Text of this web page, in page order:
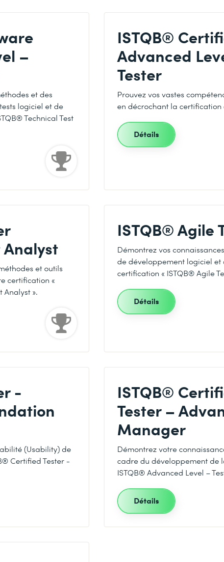
–
et des
logiciel et de
Technical Test
ISTQB®
Advanced
Tester
Prouvez vos vastes
en décrochant la certification
Détails
Analyst
et outils
certification «
Analyst ».
ISTQB® Agile
Démontrez vos
de développement logiciel
certification « ISTQB® Agile
Détails
-
(Usability) de
Certified Tester -
ISTQB®
Tester –
Manager
Démontrez votre
cadre du développement de
ISTQB® Advanced Level –
Détails